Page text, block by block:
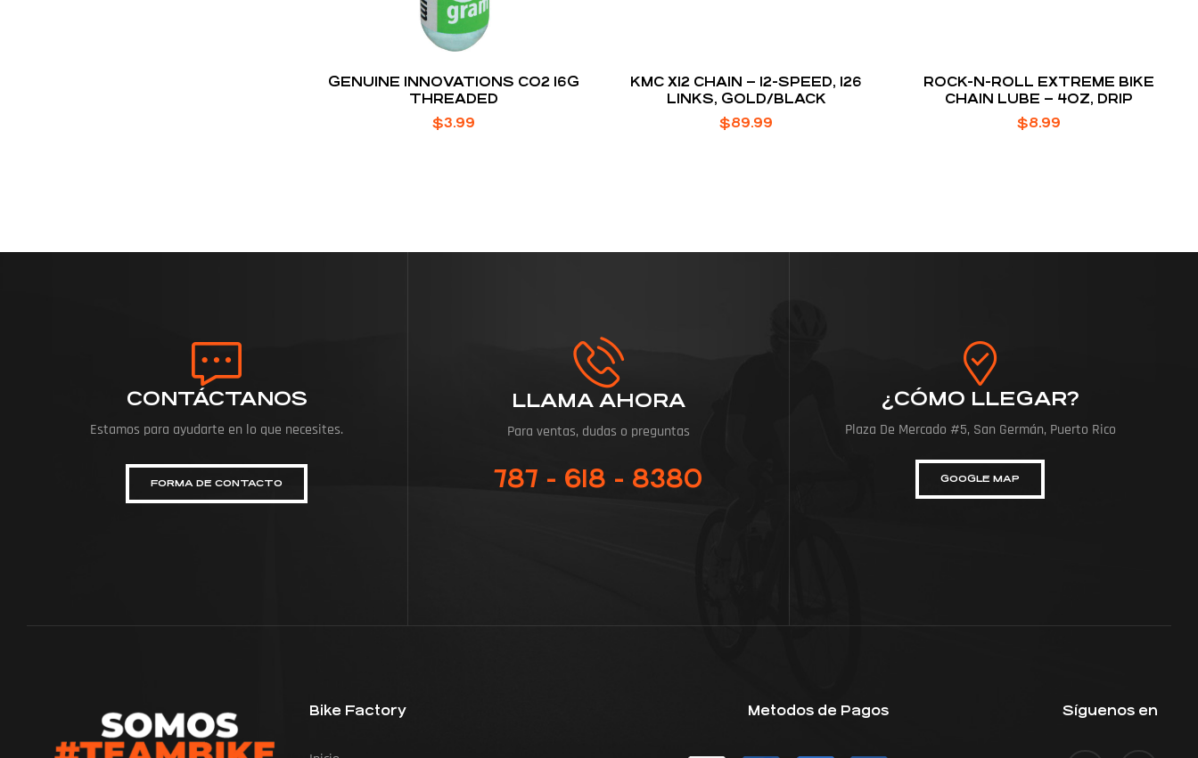
GENUINE INNOVATIONS CO2 16G
THREADED
$3.99
KMC X12 CHAIN – 12-SPEED, 126
LINKS, GOLD/BLACK
$89.99
ROCK-N-ROLL EXTREME BIKE
CHAIN LUBE – 4OZ, DRIP
$8.99
CONTÁCTANOS
Estamos para ayudarte en lo que necesites.
FORMA DE CONTACTO
LLAMA AHORA
Para ventas, dudas o preguntas
787 - 618 - 8380
¿CÓMO LLEGAR?
Plaza De Mercado #5, San Germán, Puerto Rico
GOOGLE MAP
Bike Factory Metodos de Pagos Síguenos en